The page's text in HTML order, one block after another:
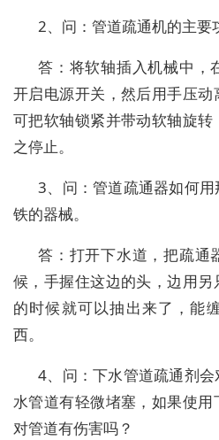
2、问：管道疏通机的主要
答：将软轴插入机械中，
开启电源开关，然后用手压
可把软轴锁紧并带动软轴旋
之停止。
3、问：管道疏通器如何
铁的器械。
答：打开下水道，把疏通
候，手握住这边的头，边用
的时候就可以抽出来了，能
西。
4、问：下水管道疏通剂
水管道有轻微堵塞，如果使
对管道有伤害吗？